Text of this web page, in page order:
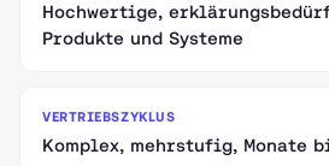
Hochwertige,
Produkte und Systeme
VERTRIEBSZYKLUS
Komplex, mehrstufig, Monate